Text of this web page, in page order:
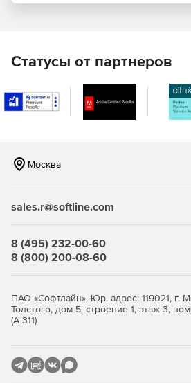
Статусы от партнеров
Москва
sales.r@softline.com
8 (495) 232-00-60
8 (800) 200-08-60
ПАО «Софтлайн». Юр. адрес: 119021, г.
Толстого, дом 5, строение 1, этаж 3,
(А-311)